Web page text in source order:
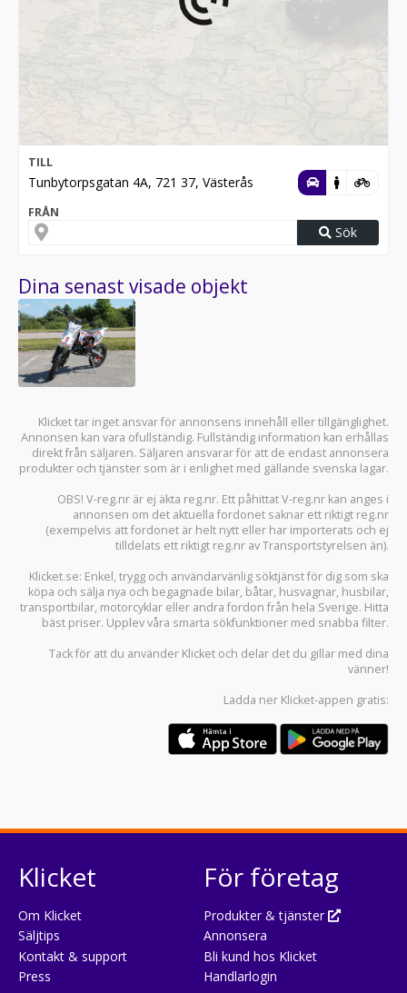
TILL
Tunbytorpsgatan 4A, 721 37, Västerås
FRÅN
Sök
Dina senast visade objekt
Klicket tar inget ansvar för annonsens innehåll eller tillgänglighet.
Annonsen kan vara ofullständig. Fullständig information kan erhållas
direkt från säljaren. Säljaren ansvarar för att de endast annonsera
produkter och tjänster som är i enlighet med gällande svenska lagar.
OBS! V-reg.nr är ej äkta reg.nr. Ett påhittat V-reg.nr kan anges i
annonsen om det aktuella fordonet saknar ett riktigt reg.nr
(exempelvis att fordonet är helt nytt eller har importerats och ej
tilldelats ett riktigt reg.nr av Transportstyrelsen än).
Klicket.se: Enkel, trygg och användarvänlig söktjänst för dig som ska
köpa och sälja nya och begagnade bilar, båtar, husvagnar, husbilar,
transportbilar, motorcyklar eller andra fordon från hela Sverige. Hitta
bäst priser. Upplev våra smarta sökfunktioner med snabba filter.
Tack för att du använder Klicket och delar det du gillar med dina
vänner!
Ladda ner Klicket-appen gratis:
Klicket
Om Klicket
Säljtips
Kontakt & support
Press
För företag
Produkter & tjänster
Annonsera
Bli kund hos Klicket
Handlarlogin